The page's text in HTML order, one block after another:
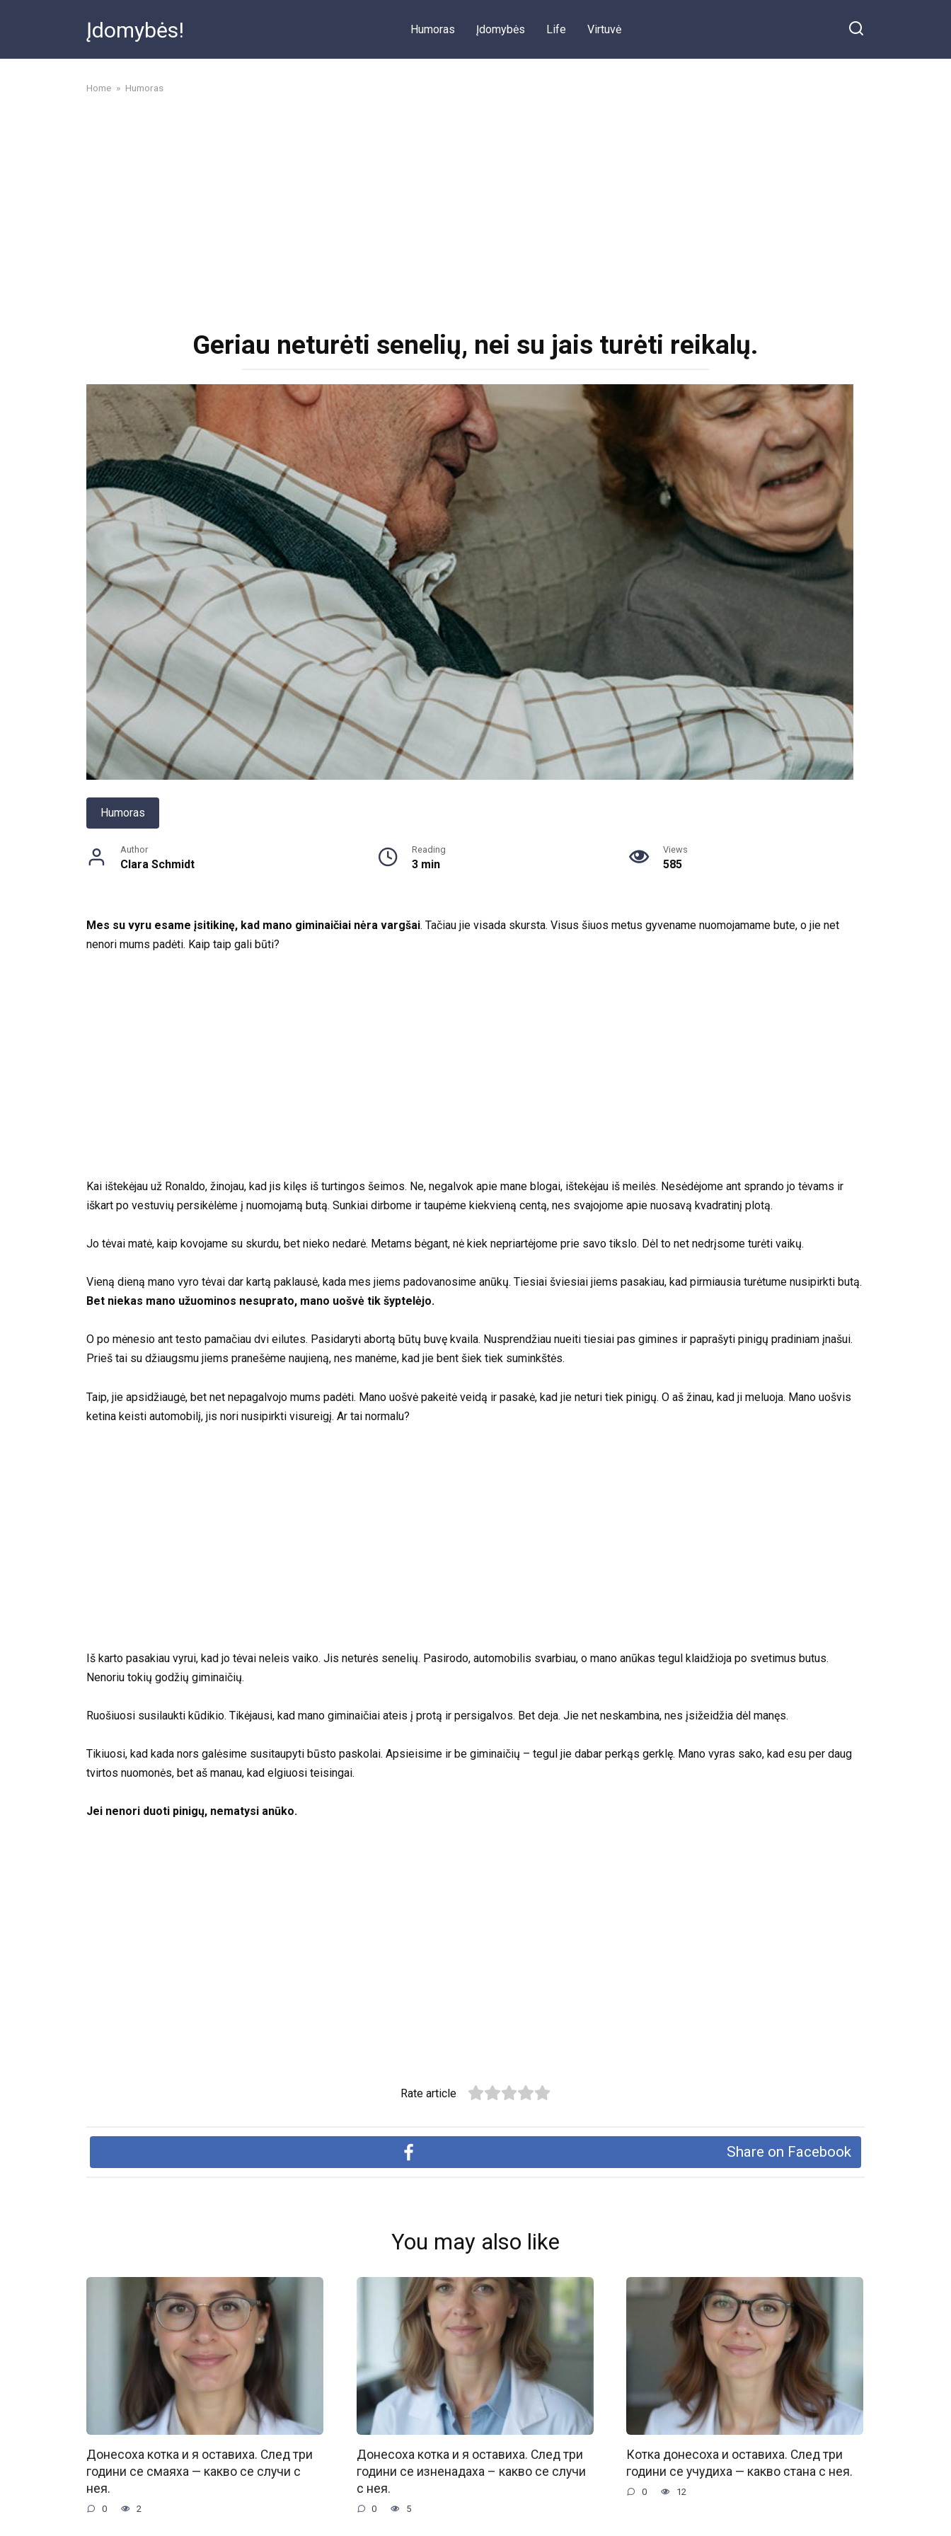
Įdomybės! Humoras Įdomybės Life Virtuvė
Home » Humoras
Geriau neturėti senelių, nei su jais turėti reikalų.
Humoras
Author
Clara Schmidt
Reading
3 min
Views
585
Mes su vyru esame įsitikinę, kad mano giminaičiai nėra vargšai. Tačiau jie visada skursta. Visus šiuos metus gyvename nuomojamame bute, o jie net
nenori mums padėti. Kaip taip gali būti?
Kai ištekėjau už Ronaldo, žinojau, kad jis kilęs iš turtingos šeimos. Ne, negalvok apie mane blogai, ištekėjau iš meilės. Nesėdėjome ant sprando jo tėvams ir
iškart po vestuvių persikėlėme į nuomojamą butą. Sunkiai dirbome ir taupėme kiekvieną centą, nes svajojome apie nuosavą kvadratinį plotą.
Jo tėvai matė, kaip kovojame su skurdu, bet nieko nedarė. Metams bėgant, nė kiek nepriartėjome prie savo tikslo. Dėl to net nedrįsome turėti vaikų.
Vieną dieną mano vyro tėvai dar kartą paklausė, kada mes jiems padovanosime anūkų. Tiesiai šviesiai jiems pasakiau, kad pirmiausia turėtume nusipirkti butą.
Bet niekas mano užuominos nesuprato, mano uošvė tik šyptelėjo.
O po mėnesio ant testo pamačiau dvi eilutes. Pasidaryti abortą būtų buvę kvaila. Nusprendžiau nueiti tiesiai pas gimines ir paprašyti pinigų pradiniam įnašui.
Prieš tai su džiaugsmu jiems pranešėme naujieną, nes manėme, kad jie bent šiek tiek suminkštės.
Taip, jie apsidžiaugė, bet net nepagalvojo mums padėti. Mano uošvė pakeitė veidą ir pasakė, kad jie neturi tiek pinigų. O aš žinau, kad ji meluoja. Mano uošvis
ketina keisti automobilį, jis nori nusipirkti visureigį. Ar tai normalu?
Iš karto pasakiau vyrui, kad jo tėvai neleis vaiko. Jis neturės senelių. Pasirodo, automobilis svarbiau, o mano anūkas tegul klaidžioja po svetimus butus.
Nenoriu tokių godžių giminaičių.
Ruošiuosi susilaukti kūdikio. Tikėjausi, kad mano giminaičiai ateis į protą ir persigalvos. Bet deja. Jie net neskambina, nes įsižeidžia dėl manęs.
Tikiuosi, kad kada nors galėsime susitaupyti būsto paskolai. Apsieisime ir be giminaičių – tegul jie dabar perkąs gerklę. Mano vyras sako, kad esu per daug
tvirtos nuomonės, bet aš manau, kad elgiuosi teisingai.
Jei nenori duoti pinigų, nematysi anūko.
Rate article
Share on Facebook
You may also like
Донесоха котка и я оставиха. След три
години се смаяха — какво се случи с
нея.
0 2
Донесоха котка и я оставиха. След три
години се изненадаха – какво се случи
с нея.
0 5
Котка донесоха и оставиха. След три
години се учудиха — какво стана с нея.
0 12